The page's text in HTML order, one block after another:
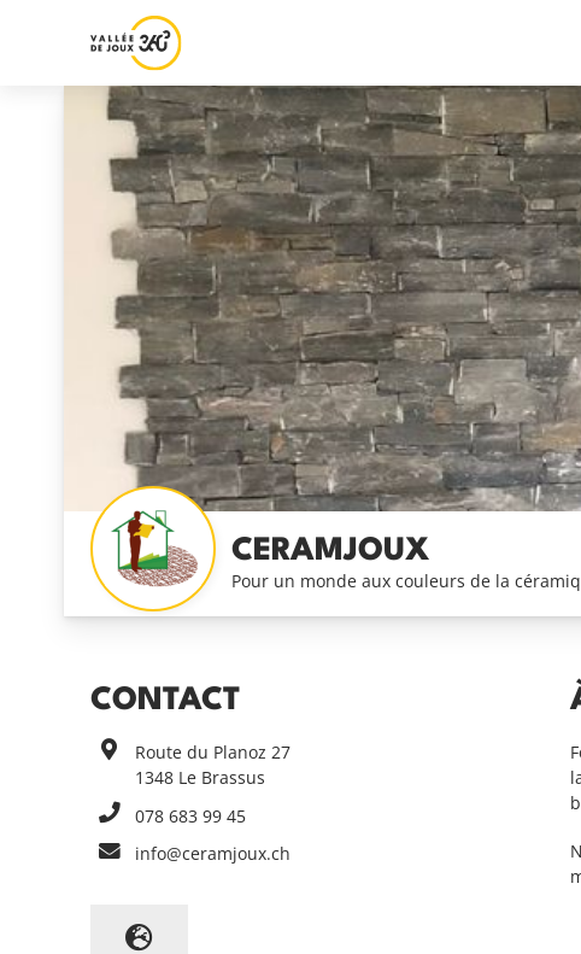
CERAMJOUX
Pour un monde aux couleurs de la
CONTACT
Route du Planoz 27
1348 Le Brassus
078 683 99 45
info@ceramjoux.ch